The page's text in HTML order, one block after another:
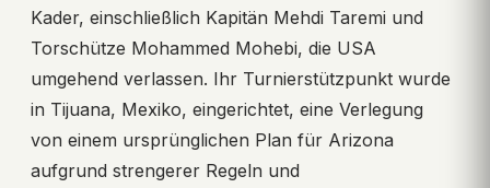
Kader, einschließlich Kapitän Mehdi Taremi und
Torschütze Mohammed Mohebi, die USA
umgehend verlassen. Ihr Turnierstützpunkt wurde
in Tijuana, Mexiko, eingerichtet, eine Verlegung
von einem ursprünglichen Plan für Arizona
aufgrund strengerer Regeln und